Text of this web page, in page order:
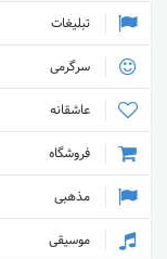
تبلیغات
سرگرمی
عاشقانه
فروشگاه
مذهبی
موسیقی